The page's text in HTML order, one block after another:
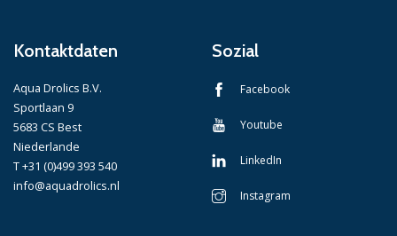
Kontaktdaten
Aqua Drolics B.V.
Sportlaan 9
5683 CS Best
Niederlande
T +31 (0)499 393 540
info@aquadrolics.nl
Sozial
Facebook
Youtube
LinkedIn
Instagram